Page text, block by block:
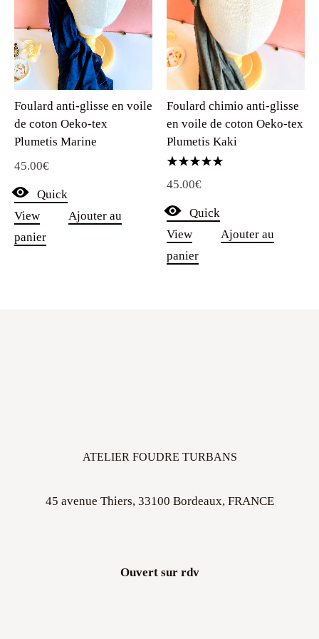
Foulard anti-glisse en voile
de coton Oeko-tex
Plumetis Marine
45.00€
Quick
View
Ajouter au
panier
Foulard chimio anti-glisse
en voile de coton Oeko-tex
Plumetis Kaki
5.00
45.00€
Quick
View
Ajouter au
panier
ATELIER FOUDRE TURBANS
45 avenue Thiers, 33100 Bordeaux, FRANCE
Ouvert sur rdv